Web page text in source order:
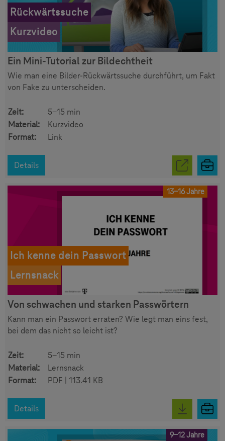
Rückwärtssuche
Kurzvideo
Ein Mini-Tutorial zur Bildechtheit
Wie man eine Bilder-Rückwärtssuche durchführt, um Fakt
von Fake zu unterscheiden.
Zeit:
5-15 min
Material:
Kurzvideo
Format:
Link
Details
13-16 Jahre
Ich kenne dein Passwort
Lernsnack
Von schwachen und starken Passwörtern
Kann man ein Passwort erraten? Wie legt man eins fest,
bei dem das nicht so leicht ist?
Zeit:
5-15 min
Material:
Lernsnack
Format:
PDF | 113.41 KB
Details
9-12 Jahre